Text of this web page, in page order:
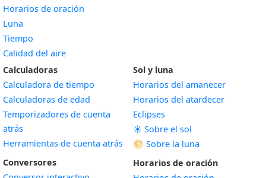
Horarios de oración
Luna
Tiempo
Calidad del aire
Calculadoras
Calculadora de tiempo
Calculadoras de edad
Temporizadores de cuenta
atrás
Herramientas de cuenta atrás
Conversores
Sol y luna
Horarios del amanecer
Horarios del atardecer
Eclipses
☀️ Sobre el sol
🌕 Sobre la luna
Horarios de oración